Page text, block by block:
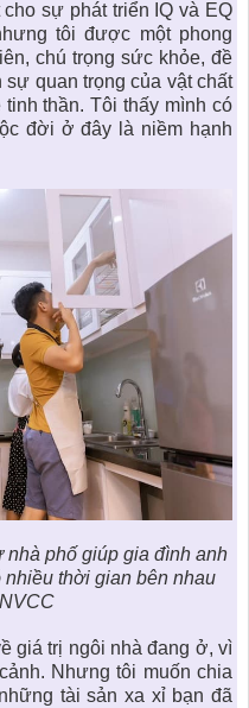
sự phát triển IQ và EQ
tôi được một phong
chú trọng sức khỏe, đề
quan trọng của vật chất
thần. Tôi thấy mình có
đời ở đây là niềm hạnh
nhà phố giúp gia đình anh
thời gian bên nhau
giá trị ngôi nhà đang ở, vì
Nhưng tôi muốn chia
tài sản xa xỉ bạn đã